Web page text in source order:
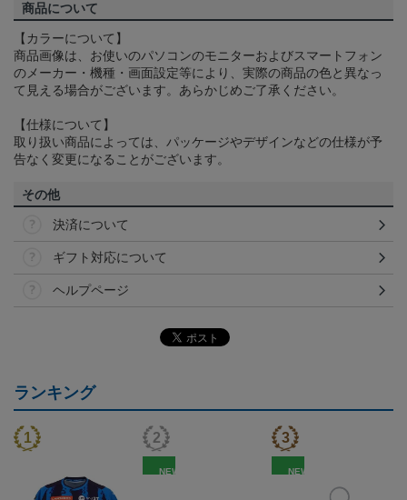
商品について
【カラーについて】
商品画像は、お使いのパソコンのモニターおよびスマートフォン
のメーカー・機種・画面設定等により、実際の商品の色と異なっ
て見える場合がございます。あらかじめご了承ください。
【仕様について】
取り扱い商品によっては、パッケージやデザインなどの仕様が予
告なく変更になることがございます。
その他
決済について
ギフト対応について
ヘルプページ
ランキング
NEW NEW